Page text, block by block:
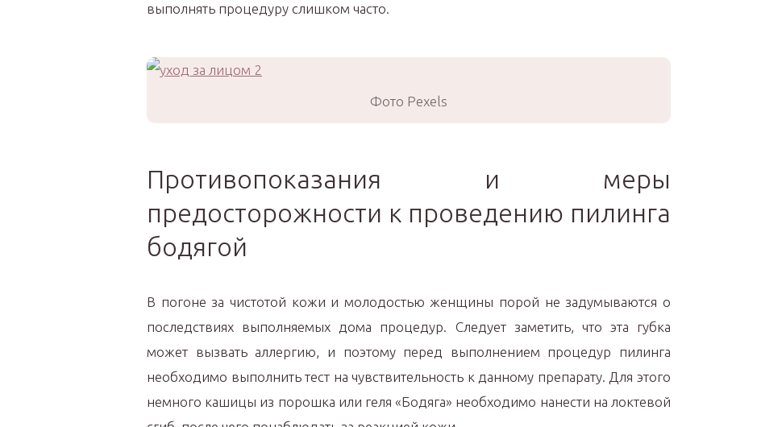
выполнять процедуру слишком часто.
Фото Pexels
Противопоказания и меры
предосторожности к проведению пилинга
бодягой
В погоне за чистотой кожи и молодостью женщины порой не задумываются о
последствиях выполняемых дома процедур. Следует заметить, что эта губка
может вызвать аллергию, и поэтому перед выполнением процедур пилинга
необходимо выполнить тест на чувствительность к данному препарату. Для этого
немного кашицы из порошка или геля «Бодяга» необходимо нанести на локтевой